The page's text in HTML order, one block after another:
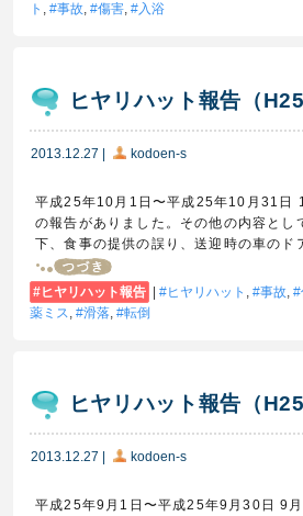
ト , 事故, 傷害, 入浴
ヒヤリハット報告（
2013.12.27 | kodoen-s
平成25年10月1日〜平成25年10月31日
の報告がありました。その他の内容とし
下、食事の提供の誤り、送迎時の車のド
ヒヤリハット報告 | ヒヤリハット 事故
薬ミス
滑落 転倒
ヒヤリハット報告（
2013.12.27 | kodoen-s
平成25年9月1日〜平成25年9月30日 9